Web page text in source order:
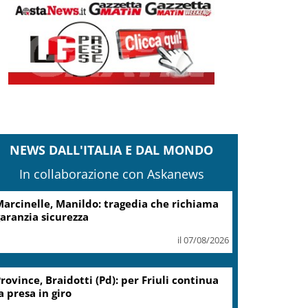
NEWS DALL'ITALIA E DAL MONDO
In collaborazione con Askanews
Valbruna, Bitonci: trovato punto
equilibrio
il 07/08/2026
Coin, accordo con sindacati su
piano risanamento e rilancio